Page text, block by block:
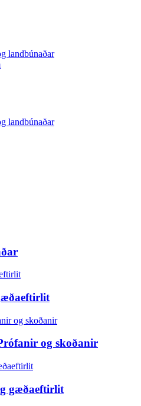
landbúnaðar
landbúnaðar
og skoðanir
gæðaeftirlit